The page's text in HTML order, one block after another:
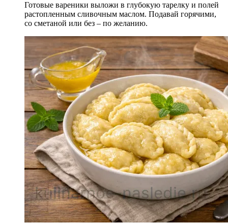
Готовые вареники выложи в глубокую тарелку и полей
растопленным сливочным маслом. Подавай горячими,
со сметаной или без – по желанию.